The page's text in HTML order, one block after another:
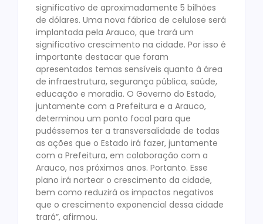
significativo de aproximadamente 5 bilhões
de dólares. Uma nova fábrica de celulose será
implantada pela Arauco, que trará um
significativo crescimento na cidade. Por isso é
importante destacar que foram
apresentados temas sensíveis quanto à área
de infraestrutura, segurança pública, saúde,
educação e moradia. O Governo do Estado,
juntamente com a Prefeitura e a Arauco,
determinou um ponto focal para que
pudéssemos ter a transversalidade de todas
as ações que o Estado irá fazer, juntamente
com a Prefeitura, em colaboração com a
Arauco, nos próximos anos. Portanto. Esse
plano irá nortear o crescimento da cidade,
bem como reduzirá os impactos negativos
que o crescimento exponencial dessa cidade
trará”, afirmou.